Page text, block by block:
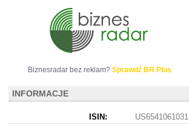
Biznesradar bez reklam? Sprawdź BR Plus
INFORMACJE
ISIN:
US6541061031